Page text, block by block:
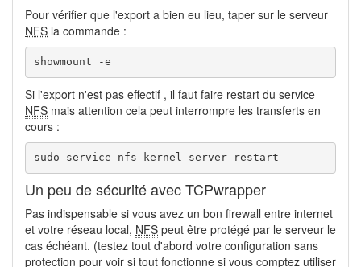
Pour vérifier que l'export a bien eu lieu, taper sur le serveur
NFS la commande :
showmount -e
Si l'export n'est pas effectif , il faut faire restart du service
NFS mais attention cela peut interrompre les transferts en
cours :
sudo service nfs-kernel-server restart
Un peu de sécurité avec TCPwrapper
Pas indispensable si vous avez un bon firewall entre internet
et votre réseau local, NFS peut être protégé par le serveur le
cas échéant. (testez tout d'abord votre configuration sans
protection pour voir si tout fonctionne si vous comptez utiliser